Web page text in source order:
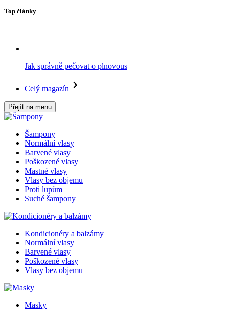
Top články
Jak správně pečovat o plnovous
Celý magazín
Přejít na menu
Šampony
Normální vlasy
Barvené vlasy
Poškozené vlasy
Mastné vlasy
Vlasy bez objemu
Proti lupům
Suché šampony
Kondicionéry a balzámy
Normální vlasy
Barvené vlasy
Poškozené vlasy
Vlasy bez objemu
Masky